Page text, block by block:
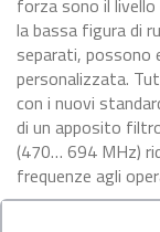
forza sono il
la bassa figura di
separati, possono
personalizzata.
con i nuovi
di un apposito
(470… 694 MHz)
frequenze agli